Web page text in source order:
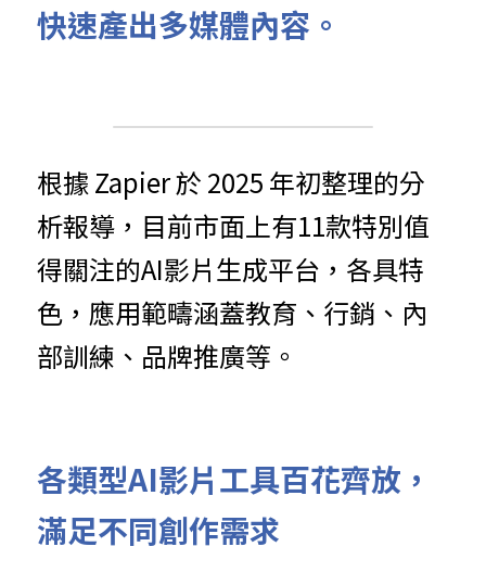
快速產出多媒體內容。
根據 Zapier 於 2025 年初整理的分
析報導，目前市面上有11款特別值
得關注的AI影片生成平台，各具特
色，應用範疇涵蓋教育、行銷、內
部訓練、品牌推廣等。
各類型AI影片工具百花齊放，
滿足不同創作需求